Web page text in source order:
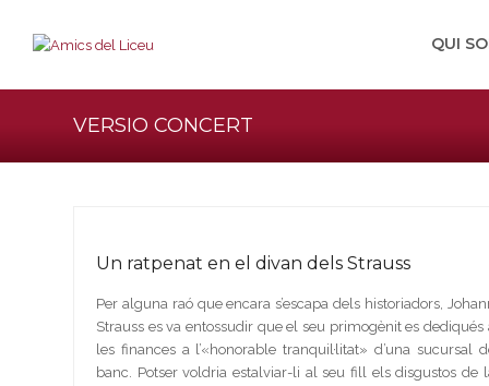
QUI
VERSIO CONCERT
Un ratpenat en el divan dels Strauss
Per alguna raó que encara s’escapa dels historiadors,
Strauss es va entossudir que el seu primogènit es dediqués
les finances a l’«honorable tranquil·litat» d’una sucursal
banc. Potser voldria estalviar-li al seu fill els disgustos de